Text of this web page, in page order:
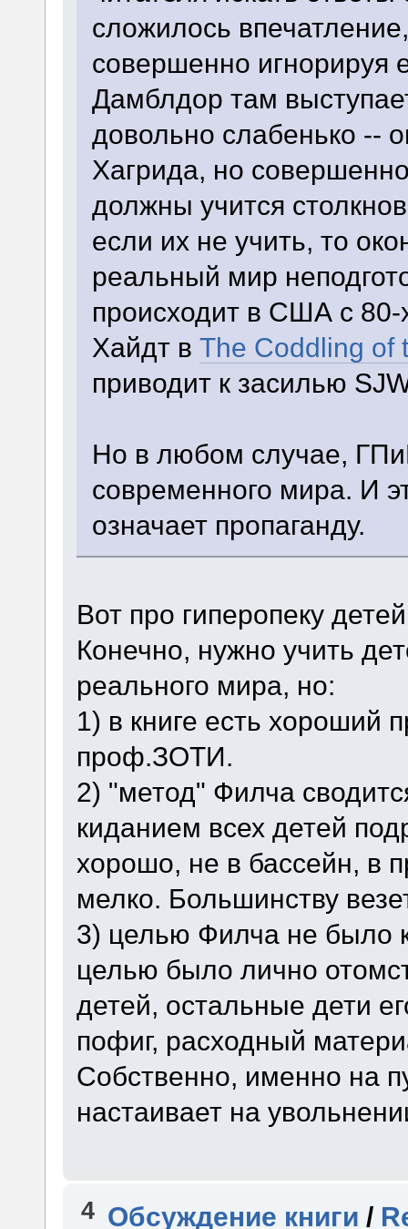
сложилось
совершенно игнорируя
Дамблдор там
довольно слабенько --
Хагрида, но
должны учится
если их не учить, то
реальный мир
происходит в США с
Хайдт вThe Coddling of
приводит к засилью
Но в любом случае,
современного мира. И
означает пропаганду.
Вот про гиперопеку
Конечно, нужно учить
реального мира, но:
1) в книге есть хороший
проф.ЗОТИ.
2) "метод" Филча
киданием всех детей
хорошо, не в бассейн, в
мелко. Большинству
3) целью Филча не было
целью было лично
детей, остальные дети
пофиг, расходный
Собственно, именно на
настаивает на
4 Обсуждение книги /